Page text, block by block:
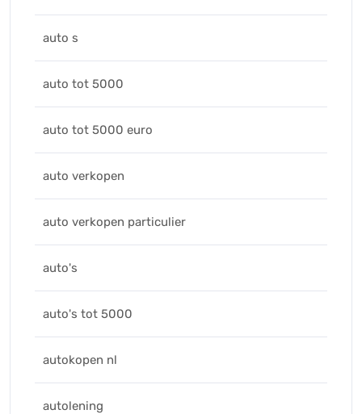
auto s
auto tot 5000
auto tot 5000 euro
auto verkopen
auto verkopen particulier
auto's
auto's tot 5000
autokopen nl
autolening